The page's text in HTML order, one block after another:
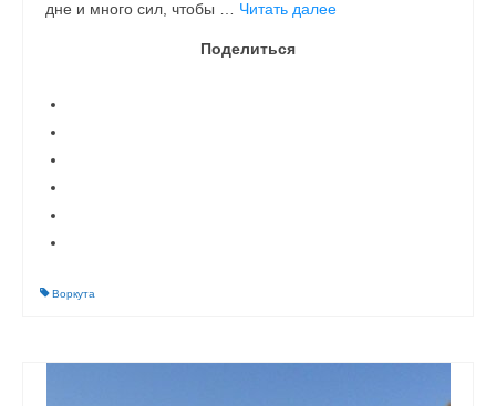
дне и много сил, чтобы … Читать далее
Поделиться
Воркута